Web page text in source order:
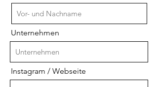
Unternehmen
Instagram / Webseite